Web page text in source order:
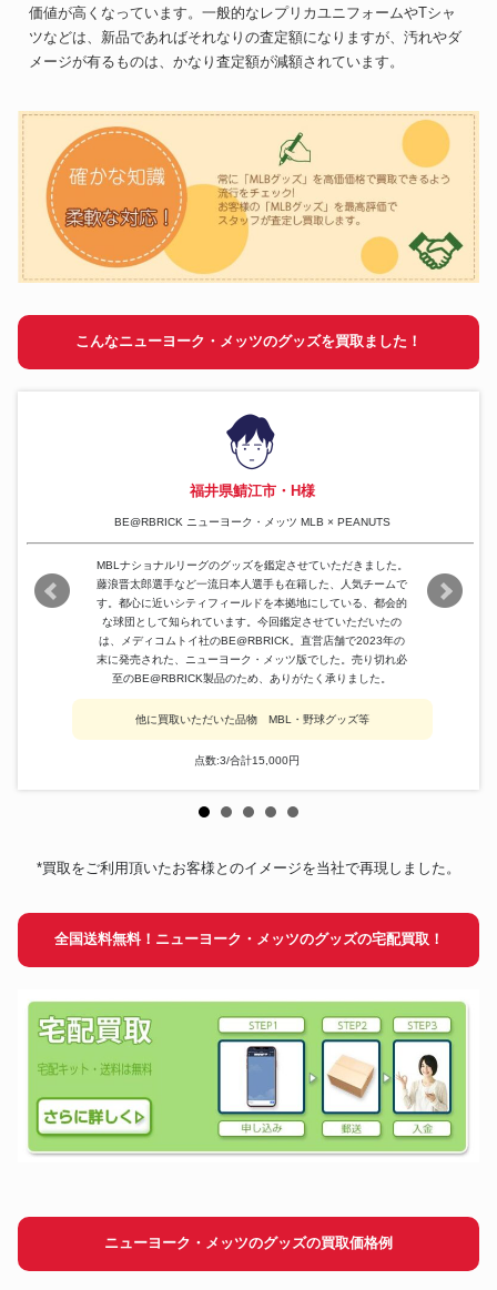
価値が高くなっています。一般的なレプリカユニフォームやTシャ
ツなどは、新品であればそれなりの査定額になりますが、汚れやダ
メージが有るものは、かなり査定額が減額されています。
こんなニューヨーク・メッツのグッズを買取ました！
福井県鯖江市・H様
BE@RBRICK ニューヨーク・メッツ MLB × PEANUTS
MBLナショナルリーグのグッズを鑑定させていただきました。
藤浪晋太郎選手など一流日本人選手も在籍した、人気チームで
す。都心に近いシティフィールドを本拠地にしている、都会的
な球団として知られています。今回鑑定させていただいたの
は、メディコムトイ社のBE@RBRICK。直営店舗で2023年の
末に発売された、ニューヨーク・メッツ版でした。売り切れ必
至のBE@RBRICK製品のため、ありがたく承りました。
他に買取いただいた品物 MBL・野球グッズ等
点数:3/合計15,000円
*買取をご利用頂いたお客様とのイメージを当社で再現しました。
全国送料無料！ニューヨーク・メッツのグッズの宅配買取！
ニューヨーク・メッツのグッズの買取価格例